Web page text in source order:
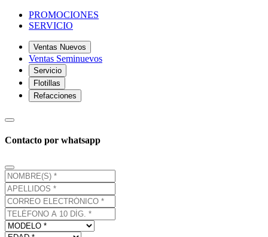
PROMOCIONES
SERVICIO
Ventas Nuevos
Ventas Seminuevos
Servicio
Flotillas
Refacciones
Contacto por whatsapp